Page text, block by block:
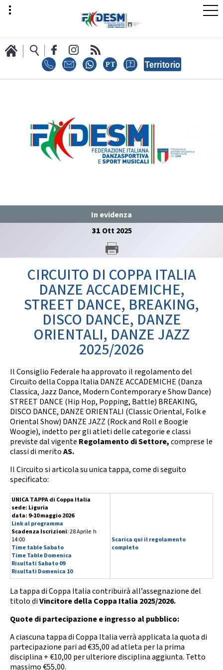
AREA SPORT
GARE
Contatti Discipline
Formazione Albo Soci
Calendario Gare
In evidenza
31 Ott2025
CIRCUITO DI COPPA ITALIA
DANZE ACCADEMICHE,
STREET DANCE, BREAKING,
DISCO DANCE, DANZE
ORIENTALI, DANZE JAZZ
2025/2026
Il Consiglio Federale ha approvato il regolamento del
Circuito della Coppa Italia DANZE ACCADEMICHE (Danza
Classica, Jazz Dance, Modern Contemporary e Show Dance)
STREET DANCE (Hip Hop, Popping, Battle) BREAKING,
DISCO DANCE, DANZE ORIENTALI (Classic Oriental, Folk e
Oriental Show) DANZE JAZZ (Rock and Roll e Boogie
Woogie), indetto per gli atleti delle categorie e classi
previste dal vigente Regolamento di Settore,comprese le
classi di meritoAS.
Il Circuito si articola su unica tappa, come di seguito
specificato:
UNICA TAPPA di Coppa Italia
sede: Liguria
data: 9-10 maggio 2026
Link al programma
Scadenza Iscrizioni: 28 Aprile h
14:00
Time table Sabato
Time Table Domenica
Risultati Sabato 09
Risultati Domenica 10
Scarica qui il regolamento
completo
La tappa di Coppa Italia contribuirà all’assegnazione del
titolo diVincitore della Coppa Italia 2025/2026.
Quote di partecipazione e ingresso al pubblico:
A ciascuna tappa di Coppa Italia verrà applicata la quota di
partecipazione pari ad €35,00 ad atleta per la prima
disciplina + €10,00 per ulteriore disciplina aggiunta. Tetto
massimo €55,00.